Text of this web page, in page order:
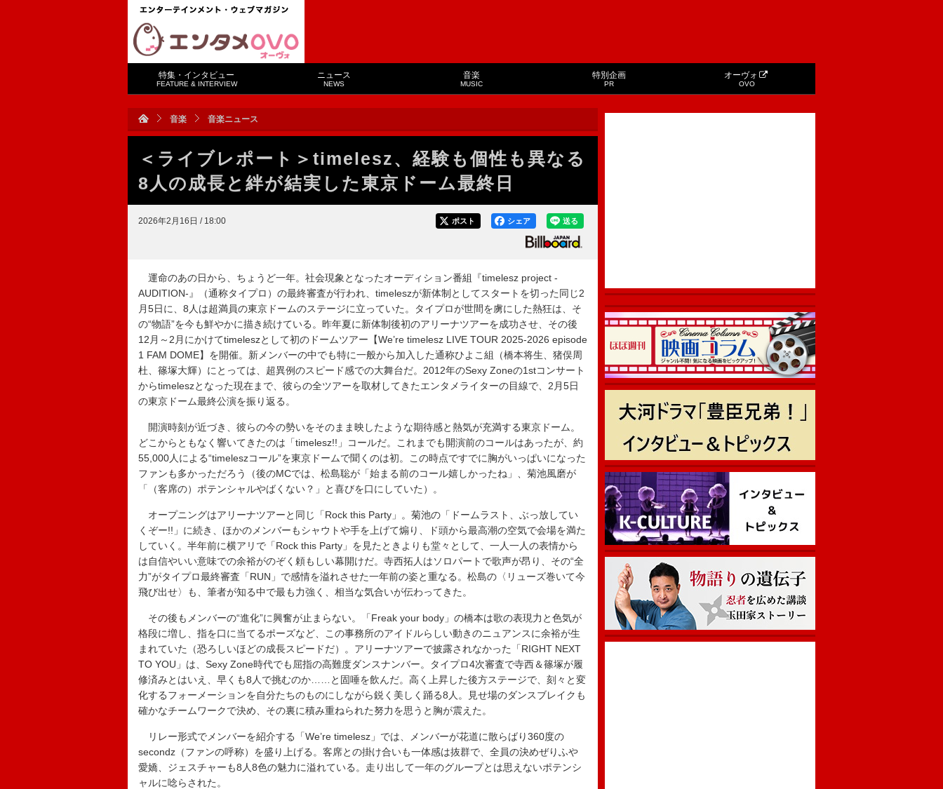
特集・インタビュー
FEATURE & INTERVIEW
ニュース
NEWS
音楽
MUSIC
特別企画
PR
オーヴォ
OVO
音楽 音楽ニュース
＜ライブレポート＞timelesz、経験も個性も異なる
8人の成長と絆が結実した東京ドーム最終日
2026年2月16日 / 18:00 送る
シェア
ポスト
運命のあの日から、ちょうど一年。社会現象となったオーディション番組『timelesz project -
AUDITION-』（通称タイプロ）の最終審査が行われ、timeleszが新体制としてスタートを切った同じ2
月5日に、8人は超満員の東京ドームのステージに立っていた。タイプロが世間を虜にした熱狂は、そ
の“物語”を今も鮮やかに描き続けている。昨年夏に新体制後初のアリーナツアーを成功させ、その後
12月～2月にかけてtimeleszとして初のドームツアー【We’re timelesz LIVE TOUR 2025-2026 episode
1 FAM DOME】を開催。新メンバーの中でも特に一般から加入した通称ひよこ組（橋本将生、猪俣周
杜、篠塚大輝）にとっては、超異例のスピード感での大舞台だ。2012年のSexy Zoneの1stコンサート
からtimeleszとなった現在まで、彼らの全ツアーを取材してきたエンタメライターの目線で、2月5日
の東京ドーム最終公演を振り返る。
開演時刻が近づき、彼らの今の勢いをそのまま映したような期待感と熱気が充満する東京ドーム。
どこからともなく響いてきたのは「timelesz!!」コールだ。これまでも開演前のコールはあったが、約
55,000人による“timeleszコール”を東京ドームで聞くのは初。この時点ですでに胸がいっぱいになった
ファンも多かっただろう（後のMCでは、松島聡が「始まる前のコール嬉しかったね」、菊池風磨が
「（客席の）ポテンシャルやばくない？」と喜びを口にしていた）。
オープニングはアリーナツアーと同じ「Rock this Party」。菊池の「ドームラスト、ぶっ放してい
くぞー!!」に続き、ほかのメンバーもシャウトや手を上げて煽り、ド頭から最高潮の空気で会場を満た
していく。半年前に横アリで「Rock this Party」を見たときよりも堂々として、一人一人の表情から
は自信やいい意味での余裕がのぞく頼もしい幕開けだ。寺西拓人はソロパートで歌声が昂り、その“全
力”がタイプロ最終審査「RUN」で感情を溢れさせた一年前の姿と重なる。松島の〈リューズ巻いて今
飛び出せ〉も、筆者が知る中で最も力強く、相当な気合いが伝わってきた。
その後もメンバーの“進化”に興奮が止まらない。「Freak your body」の橋本は歌の表現力と色気が
格段に増し、指を口に当てるポーズなど、この事務所のアイドルらしい動きのニュアンスに余裕が生
まれていた（恐ろしいほどの成長スピードだ）。アリーナツアーで披露されなかった「RIGHT NEXT
TO YOU」は、Sexy Zone時代でも屈指の高難度ダンスナンバー。タイプロ4次審査で寺西＆篠塚が履
修済みとはいえ、早くも8人で挑むのか……と固唾を飲んだ。高く上昇した後方ステージで、刻々と変
化するフォーメーションを自分たちのものにしながら鋭く美しく踊る8人。見せ場のダンスブレイクも
確かなチームワークで決め、その裏に積み重ねられた努力を思うと胸が震えた。
リレー形式でメンバーを紹介する「We’re timelesz」では、メンバーが花道に散らばり360度の
secondz（ファンの呼称）を盛り上げる。客席との掛け合いも一体感は抜群で、全員の決めぜりふや
愛嬌、ジェスチャーも8人8色の魅力に溢れている。走り出して一年のグループとは思えないポテンシ
ャルに唸らされた。